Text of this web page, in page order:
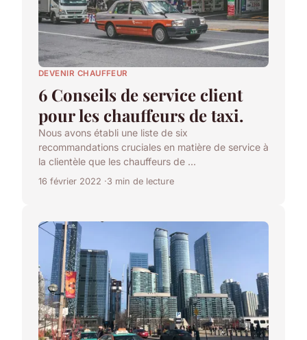
DEVENIR CHAUFFEUR
6 Conseils de service client
pour les chauffeurs de taxi.
Nous avons établi une liste de six
recommandations cruciales en matière de service à
la clientèle que les chauffeurs de ...
16 février 2022 3 min de lecture